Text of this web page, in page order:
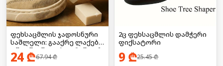
ფეხსაცმლის ჯადოსნური
საშლელი: გააქრე ლაქები
1 წუთში (წყლის გარეშე!) 🚫
💧
24₾67.94₾
2ც ფეხსაცმლის დამჭერი
ფიქსატორი
9 ₾25.45₾